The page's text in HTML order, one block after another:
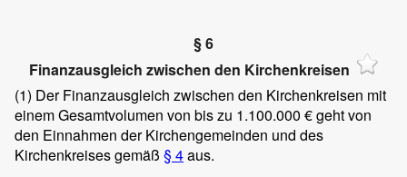
§ 6
Finanzausgleich zwischen den Kirchenkreisen
(1) Der Finanzausgleich zwischen den Kirchenkreisen mit
einem Gesamtvolumen von bis zu 1.100.000 € geht von
den Einnahmen der Kirchengemeinden und des
Kirchenkreises gemäß § 4aus.